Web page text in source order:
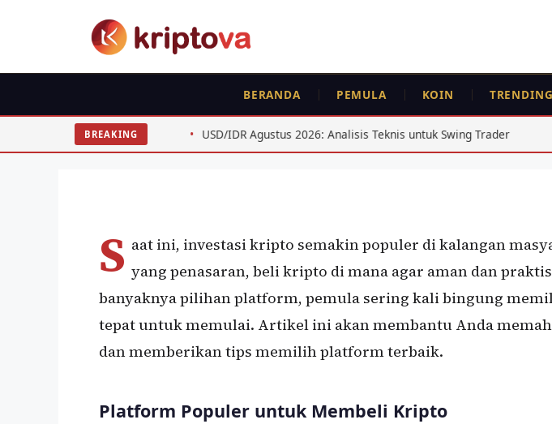
BERANDA PEMULA KOIN TRENDING
BREAKING
USD/IDR Agustus 2026: Analisis Teknis untuk Swing Trader Analisis
Beli Bitcoin di mana?
S aat ini, investasi kripto semakin populer di kalangan
yang penasaran, beli kripto di mana agar aman dan
banyaknya pilihan platform, pemula sering kali bingung
tepat untuk memulai. Artikel ini akan membantu Anda
dan memberikan tips memilih platform terbaik.
Platform Populer untuk Membeli Kripto